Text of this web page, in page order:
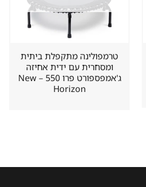
טרמפולינה מתקפלת ביתית
ומסחרית עם ידית אחיזה
ג'אמפספורט פרו 550 – New
Horizon